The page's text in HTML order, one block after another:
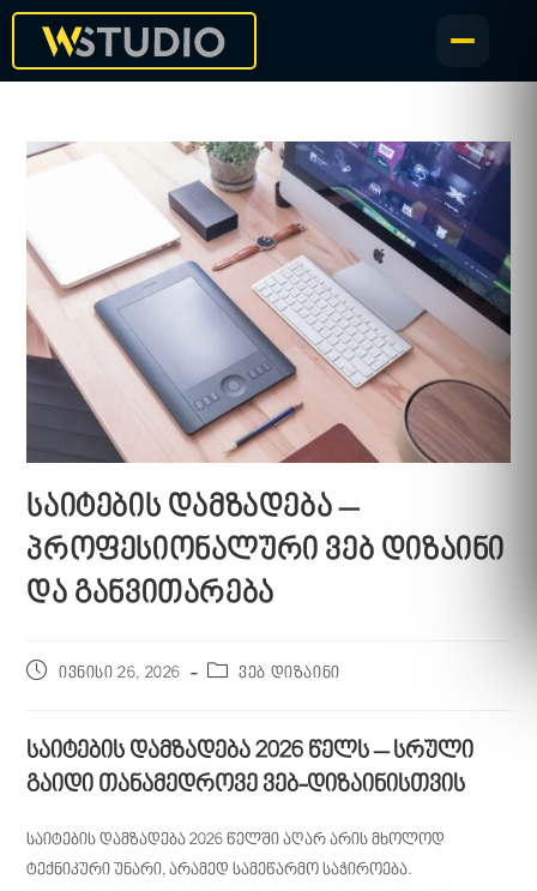
საიტების დამზადება –
პროფესიონალური ვებ დიზაინი
და განვითარება
ივნისი 26, 2026 ვებ დიზაინი
საიტების დამზადება 2026 წელს – სრული
გაიდი თანამედროვე ვებ-დიზაინისთვის
საიტების დამზადება 2026 წელში აღარ არის მხოლოდ
ტექნიკური უნარი, არამედ სამეწარმო საჭიროება.